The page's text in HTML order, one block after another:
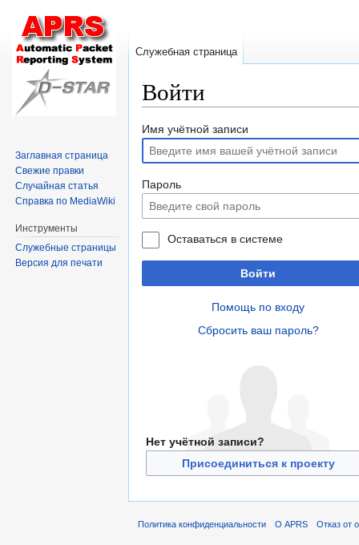
Войти
Перейти
навигации
Перейти
поиску
Имя учётной записи
Пароль
Оставаться в системе
Войти
Помощь по входу
Сбросить ваш пароль?
Нет учётной записи?
Присоединиться к проекту
Служебная страница
Заглавная страница
Свежие правки
Случайная статья
Справка по MediaWiki
Инструменты
Служебные страницы
Версия для печати
Политика конфиденциальности О APRS Отказ от